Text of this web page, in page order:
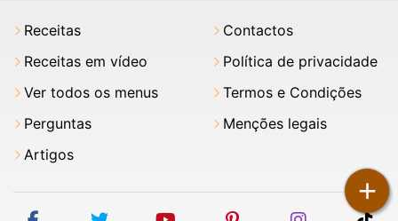
+
Receitas
Receitas em vídeo
Ver todos os menus
Perguntas
Artigos
Contactos
Política de privacidade
Termos e Condições
Menções legais